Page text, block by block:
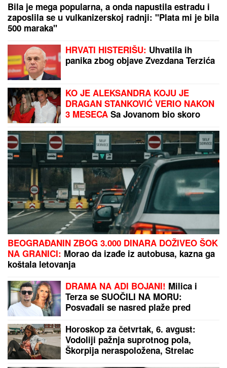
Bila je mega popularna, a onda napustila estradu i
zaposlila se u vulkanizerskoj radnji: "Plata mi je bila
500 maraka"
HRVATI HISTERIŠU: Uhvatila ih
panika zbog objave Zvezdana Terzića
KO JE ALEKSANDRA KOJU JE
DRAGAN STANKOVIĆ VERIO NAKON
3 MESECA Sa Jovanom bio skoro
me je koštala ta veza"
BEOGRAĐANIN ZBOG 3.000 DINARA DOŽIVEO ŠOK
NA GRANICI: Morao da izađe iz autobusa, kazna ga
koštala letovanja
DRAMA NA ADI BOJANI! Milica i
Terza se SUOČILI NA MORU:
Posvađali se nasred plaže pred
nastao POTPUNI HAOS
Horoskop za četvrtak, 6. avgust:
Vodoliji pažnja suprotnog pola,
Škorpija neraspoložena, Strelac